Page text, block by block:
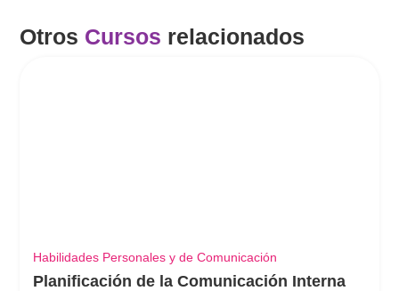
Otros Cursos relacionados
Habilidades Personales y de Comunicación
Planificación de la Comunicación Interna